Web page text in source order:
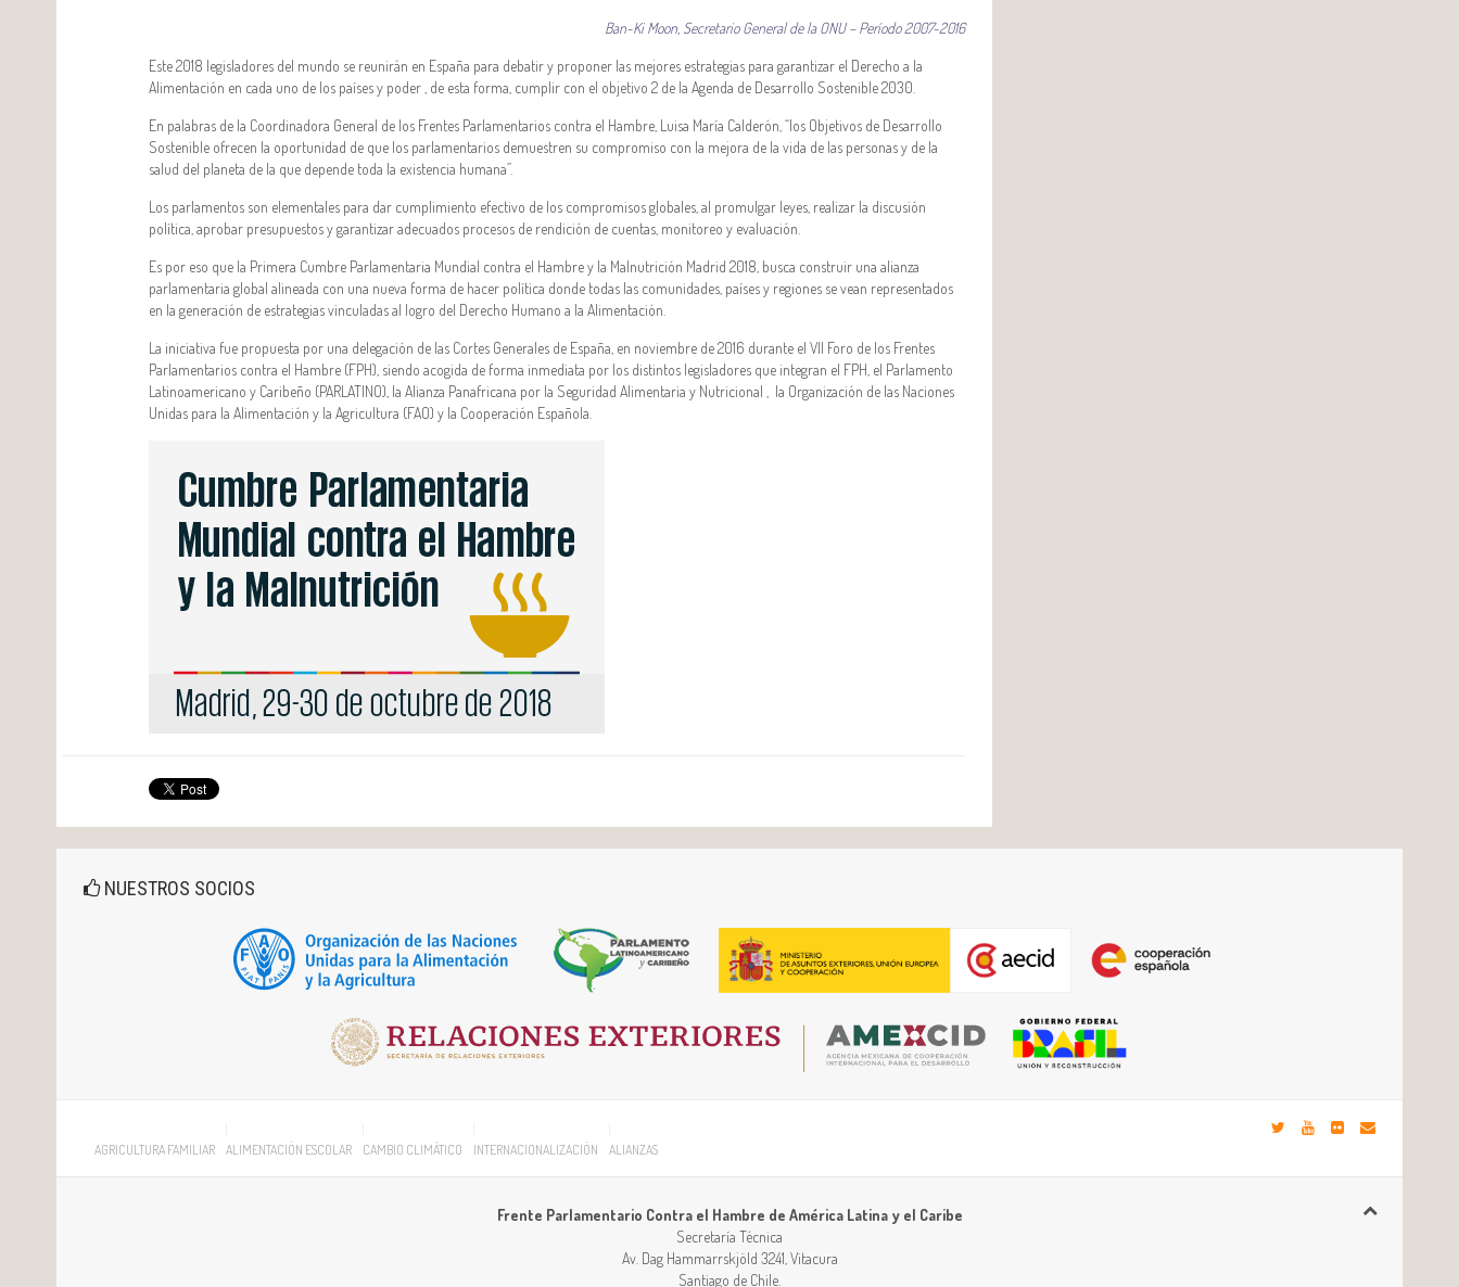
Ban-Ki Moon, Secretario General de la ONU – Período 2007-2016
Este 2018 legisladores del mundo se reunirán en España para debatir y proponer las mejores estrategias para garantizar el Derecho a la
Alimentación en cada uno de los países y poder , de esta forma, cumplir con el objetivo 2 de la Agenda de Desarrollo Sostenible 2030.
En palabras de la Coordinadora General de los Frentes Parlamentarios contra el Hambre, Luisa María Calderón, “los Objetivos de Desarrollo
Sostenible ofrecen la oportunidad de que los parlamentarios demuestren su compromiso con la mejora de la vida de las personas y de la
salud del planeta de la que depende toda la existencia humana”.
Los parlamentos son elementales para dar cumplimiento efectivo de los compromisos globales, al promulgar leyes, realizar la discusión
política, aprobar presupuestos y garantizar adecuados procesos de rendición de cuentas, monitoreo y evaluación.
Es por eso que la Primera Cumbre Parlamentaria Mundial contra el Hambre y la Malnutrición Madrid 2018, busca construir una alianza
parlamentaria global alineada con una nueva forma de hacer política donde todas las comunidades, países y regiones se vean representados
en la generación de estrategias vinculadas al logro del Derecho Humano a la Alimentación.
La iniciativa fue propuesta por una delegación de las Cortes Generales de España, en noviembre de 2016 durante el VII Foro de los Frentes
Parlamentarios contra el Hambre (FPH), siendo acogida de forma inmediata por los distintos legisladores que integran el FPH, el Parlamento
Latinoamericano y Caribeño (PARLATINO), la Alianza Panafricana por la Seguridad Alimentaria y Nutricional , la Organización de las Naciones
Unidas para la Alimentación y la Agricultura (FAO) y la Cooperación Española.
NUESTROS SOCIOS
AGRICULTURA FAMILIAR ALIMENTACIÓN ESCOLAR CAMBIO CLIMÁTICO INTERNACIONALIZACIÓN ALIANZAS
Frente Parlamentario Contra el Hambre de América Latina y el Caribe
Secretaría Técnica
Av. Dag Hammarrskjöld 3241, Vitacura
Santiago de Chile